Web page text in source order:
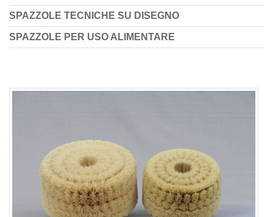
SPAZZOLE TECNICHE SU DISEGNO
SPAZZOLE PER USO ALIMENTARE